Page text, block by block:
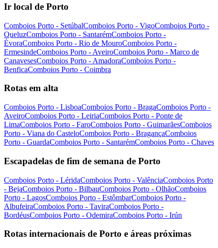
Ir local de Porto
Comboios Porto - SetúbalComboios Porto - VigoComboios Porto -
QueluzComboios Porto - SantarémComboios Porto -
ÉvoraComboios Porto - Rio de MouroComboios Porto -
ErmesindeComboios Porto - AveiroComboios Porto - Marco de
CanavesesComboios Porto - AmadoraComboios Porto -
BenficaComboios Porto - Coimbra
Rotas em alta
Comboios Porto - LisboaComboios Porto - BragaComboios Porto -
AveiroComboios Porto - LeiriaComboios Porto - Ponte de
LimaComboios Porto - FaroComboios Porto - GuimarãesComboios
Porto - Viana do CasteloComboios Porto - BragançaComboios
Porto - GuardaComboios Porto - SantarémComboios Porto - Chaves
Escapadelas de fim de semana de Porto
Comboios Porto - LéridaComboios Porto - ValênciaComboios Porto
- BejaComboios Porto - BilbauComboios Porto - OlhãoComboios
Porto - LagosComboios Porto - EstômbarComboios Porto -
AlbufeiraComboios Porto - TaviraComboios Porto -
BordéusComboios Porto - OdemiraComboios Porto - Irún
Rotas internacionais de Porto e áreas próximas